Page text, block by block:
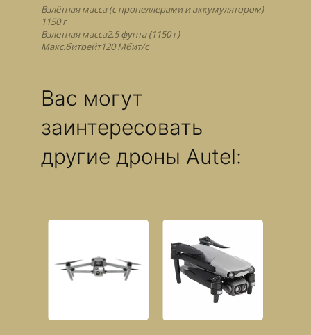
Взлётная масса (с пропеллерами и аккумулятором)
1150 г
Взлетная масса2,5 фунта (1150 г)
Макс.битрейт120 Мбит/с
Разрешение фото5472 * 3648 (3: 2), 5472 * 3076 (16: 9),
3840 * 2160 (16: 9)
Разрешение видео6K 5472 * 3076 p30 / p25 / p24
Разрешение матрицы20 Мп
Управлениепульт+смартфон
Система датчиковда
Вас могут
заинтересовать
другие дроны Autel: